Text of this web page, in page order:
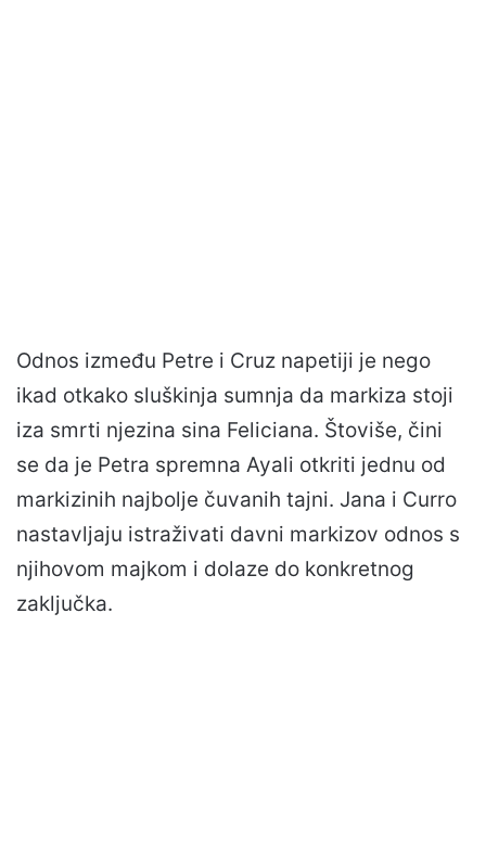
Odnos između Petre i Cruz napetiji je nego
ikad otkako sluškinja sumnja da markiza stoji
iza smrti njezina sina Feliciana. Štoviše, čini
se da je Petra spremna Ayali otkriti jednu od
markizinih najbolje čuvanih tajni. Jana i Curro
nastavljaju istraživati davni markizov odnos s
njihovom majkom i dolaze do konkretnog
zaključka.